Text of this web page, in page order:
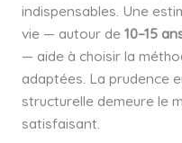
indispensables. Une
vie — autour de 10–15
— aide à choisir la
adaptées. La prudence
structurelle demeure le
satisfaisant.